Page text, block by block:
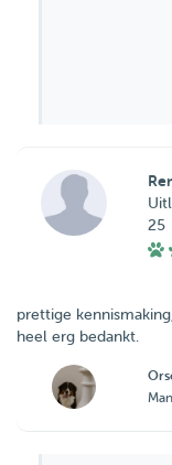
25
prettige
heel erg bedankt.